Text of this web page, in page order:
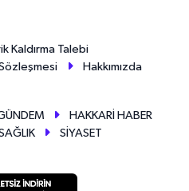
Kaldırma Talebi
Hakkımızda
HAKKARİ HABER
SİYASET